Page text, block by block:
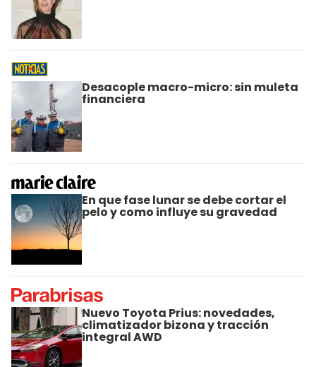
Desacople macro-micro: sin muleta
financiera
En que fase lunar se debe cortar el
pelo y como influye su gravedad
Nuevo Toyota Prius: novedades,
climatizador bizona y tracción
integral AWD